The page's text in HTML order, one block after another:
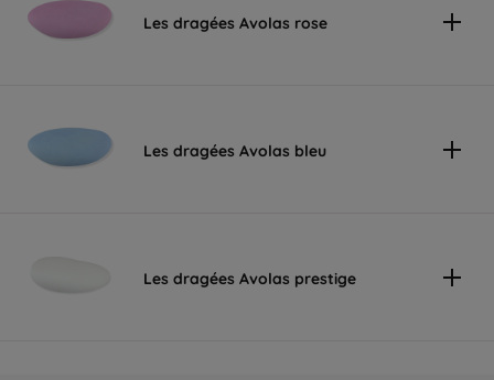
Les dragées Avolas rose
Les dragées Avolas bleu
Les dragées Avolas prestige